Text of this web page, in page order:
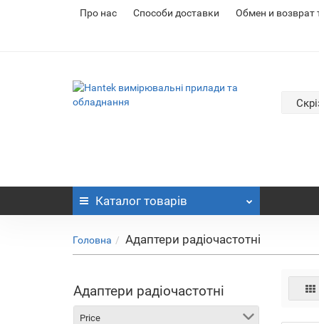
Про нас Cпособи доставки Обмен и возврат
Каталог товарів
Головна Адаптери радіочастотні
Адаптери радіочастотні
Price